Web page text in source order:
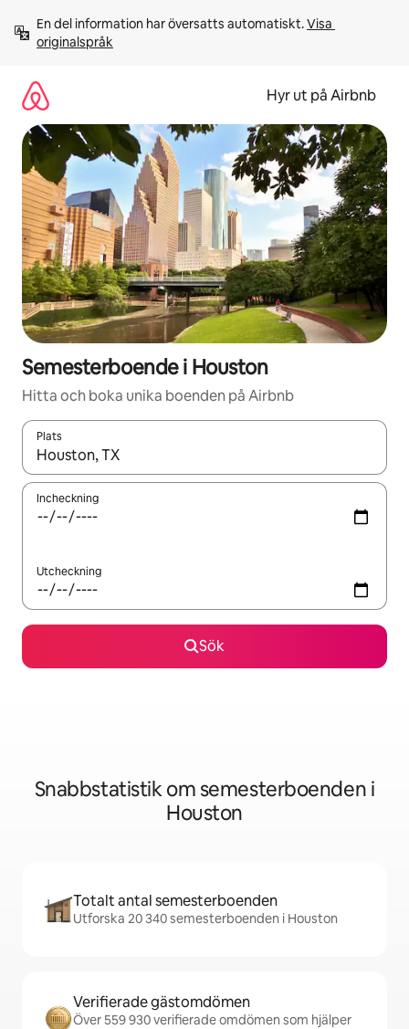
innehåll
En del information har översatts automatiskt. Visa
originalspråk
Hyr ut på Airbnb
Semesterboende i Houston
Hitta och boka unika boenden på Airbnb
Plats
När resultaten är tillgängliga kan du navigera med upp- och
Incheckning
Utcheckning
Sök
Snabbstatistik om semesterboenden i
Houston
Totalt antal semesterboenden
Utforska 20 340 semesterboenden i Houston
Verifierade gästomdömen
Över 559 930 verifierade omdömen som hjälper